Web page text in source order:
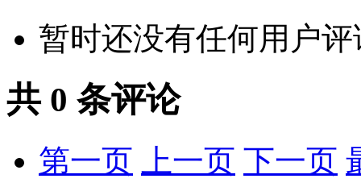
暂时还没有任何用户评
共 0 条评论
第一页 上一页 下一页